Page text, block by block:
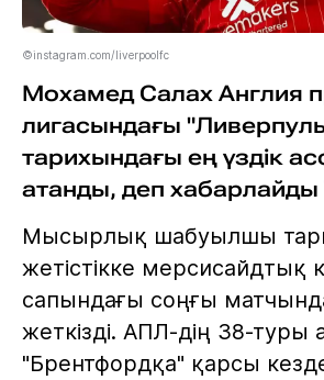
©instagram.com/liverpoolfc
Мохамед Салах Англия
лигасындағы
тарихындағы ең үздік
атанды, деп хабарлайды
Мысырлық шабуылшы
жетістікке мерсисайдтық
сапындағы соңғы
жеткізді. АПЛ-дің 38-туры
"Брентфордқа" қарсы